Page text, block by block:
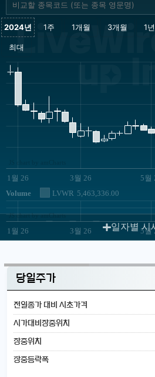
up
1월 26 3월 26 5월
Volume LVWR 5,463,336.00
1월 26 3월 26 5월
JS chart by amCharts
일자별 시
당일주가
전일종가 대비 시초가격
시가대비장중위치
장중위치
장중등락폭